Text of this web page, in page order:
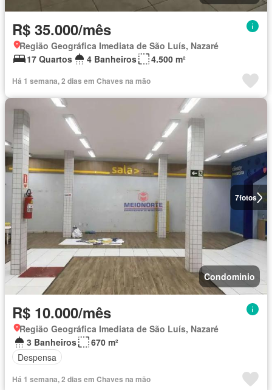
R$ 35.000/mês
Região Geográfica Imediata de São Luís, Nazaré
17 Quartos
4 Banheiros 4.500 m²
Há 1 semana, 2 dias em Chaves na mão
7fotos
Condominio
R$ 10.000/mês
Região Geográfica Imediata de São Luís, Nazaré
3 Banheiros
670 m²
Despensa
Há 1 semana, 2 dias em Chaves na mão